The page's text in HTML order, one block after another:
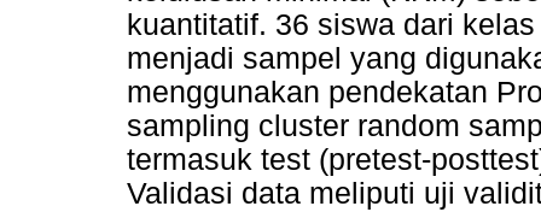
kuantitatif. 36 siswa dari
menjadi sampel yang
menggunakan pendekatan
sampling cluster random
termasuk test (pretest-
Validasi data meliputi uji